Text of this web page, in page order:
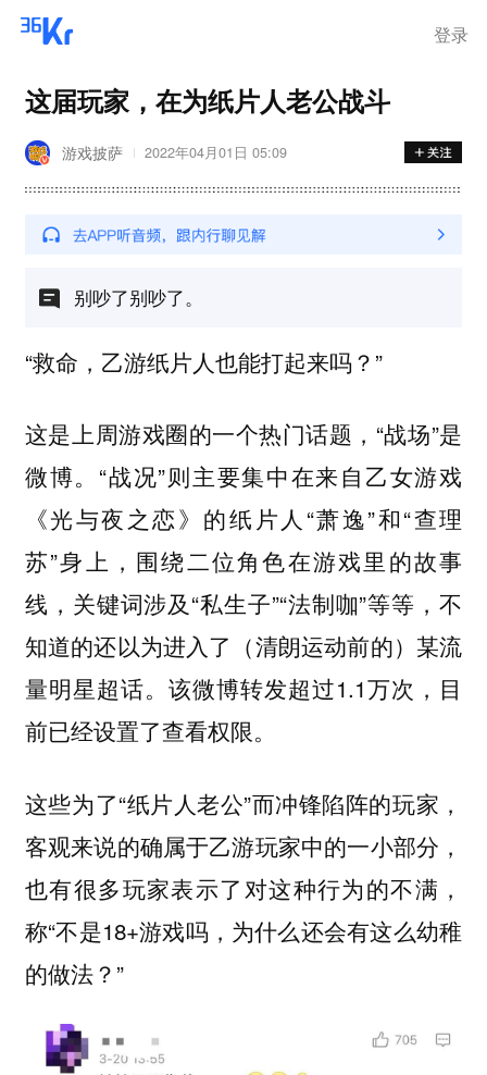
登录
这届玩家，在为纸片人老公战斗
游戏披萨 2022年04月01日 05:09
别吵了别吵了。
“救命，乙游纸片人也能打起来吗？”
这是上周游戏圈的一个热门话题，“战场”是
微博。“战况”则主要集中在来自乙女游戏
《光与夜之恋》的纸片人“萧逸”和“查理
苏”身上，围绕二位角色在游戏里的故事
线，关键词涉及“私生子”“法制咖”等等，不
知道的还以为进入了（清朗运动前的）某流
量明星超话。该微博转发超过1.1万次，目
前已经设置了查看权限。
这些为了“纸片人老公”而冲锋陷阵的玩家，
客观来说的确属于乙游玩家中的一小部分，
也有很多玩家表示了对这种行为的不满，
称“不是18+游戏吗，为什么还会有这么幼稚
的做法？”